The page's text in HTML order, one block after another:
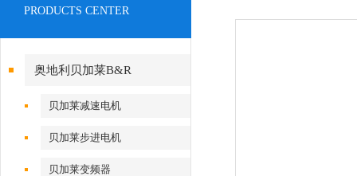
PRODUCTS CENTER
奥地利贝加莱B&R
贝加莱减速电机
贝加莱步进电机
贝加莱变频器